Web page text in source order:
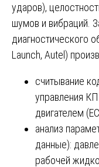
ударов),
шумов и вибраций.
диагностического
Launch, Autel)
считывание
управления
двигателем
анализ
данные):
рабочей